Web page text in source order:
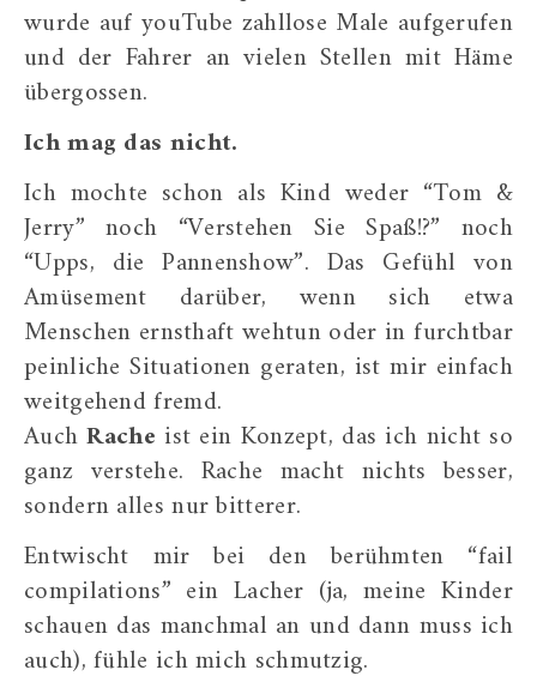
wurde auf youTube zahllose Male aufgerufen
und der Fahrer an vielen Stellen mit Häme
übergossen.
Ich mag das nicht.
Ich mochte schon als Kind weder “Tom &
Jerry” noch “Verstehen Sie Spaß!?” noch
“Upps, die Pannenshow”. Das Gefühl von
Amüsement darüber, wenn sich etwa
Menschen ernsthaft wehtun oder in furchtbar
peinliche Situationen geraten, ist mir einfach
weitgehend fremd.
AuchRache ist ein Konzept, das ich nicht so
ganz verstehe. Rache macht nichts besser,
sondern alles nur bitterer.
Entwischt mir bei den berühmten “fail
compilations” ein Lacher (ja, meine Kinder
schauen das manchmal an und dann muss ich
auch), fühle ich mich schmutzig.